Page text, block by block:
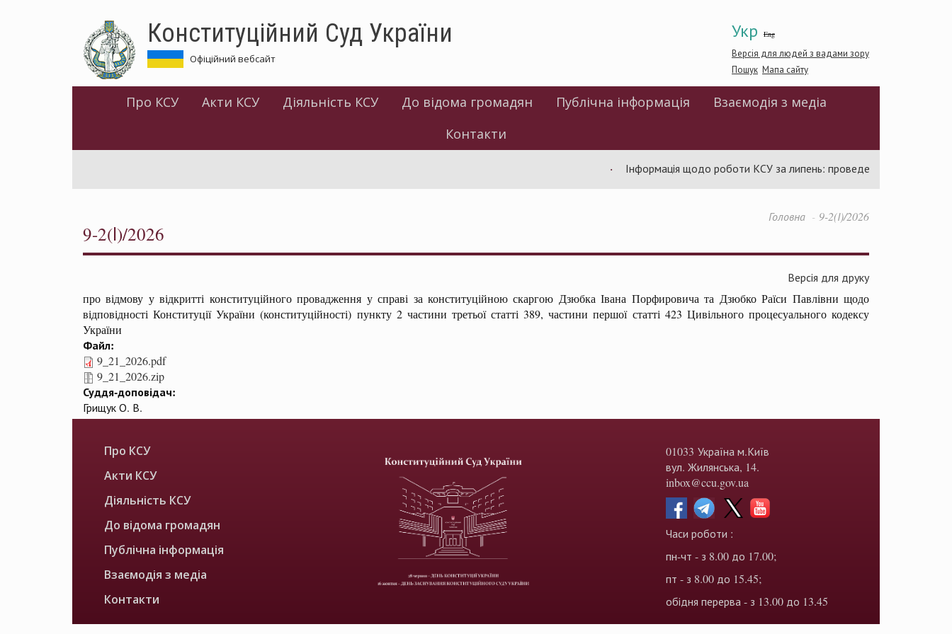
Укр Eng
Версія для людей з вадами зору
Пошук Мапа сайту
Конституційний Суд України
Офіційний вебсайт
Про КСУ Акти КСУ Діяльність КСУ До відома громадян Публічна інформація
Взаємодія з медіа
Контакти
Інформація щодо роботи КСУ за липень: проведено 94 засідання та
Головна 9-2(І)/2026
9-2(І)/2026
Версія для друку
про відмову у відкритті конституційного провадження у справі за конституційною скаргою Дзюбка Івана Порфировича та Дзюбко Раїси Павлівни щодо
відповідності Конституції України (конституційності) пункту 2 частини третьої статті 389, частини першої статті 423 Цивільного процесуального кодексу
України
Файл:
9_21_2026.pdf
9_21_2026.zip
Суддя-доповідач:
Грищук О. В.
Про КСУ
Акти КСУ
Діяльність КСУ
До відома громадян
Публічна інформація
Взаємодія з медіа
Контакти
01033 Україна м.Київ
вул. Жилянська, 14.
inbox@ccu.gov.ua
Часи роботи :
пн-чт - з 8.00 до 17.00;
пт - з 8.00 до 15.45;
обідня перерва - з 13.00 до 13.45